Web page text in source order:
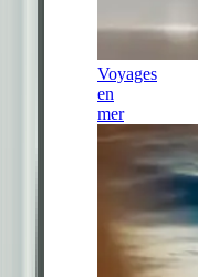
Voyages
en
mer